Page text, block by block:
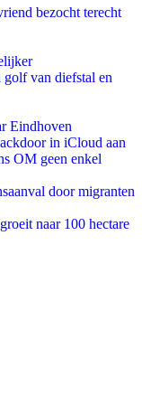
bezocht terecht
van diefstal en
Eindhoven
in iCloud aan
OM geen enkel
door migranten
naar 100 hectare